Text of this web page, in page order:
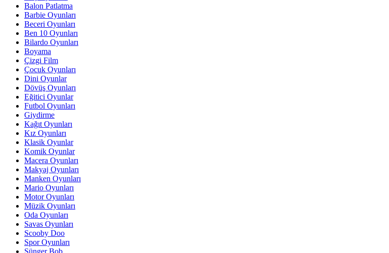
Balon Patlatma
Barbie Oyunları
Beceri Oyunları
Ben 10 Oyunları
Bilardo Oyunları
Boyama
Çizgi Film
Çocuk Oyunları
Dini Oyunlar
Dövüş Oyunları
Eğitici Oyunlar
Futbol Oyunları
Giydirme
Kağıt Oyunları
Kız Oyunları
Klasik Oyunlar
Komik Oyunlar
Macera Oyunları
Makyaj Oyunları
Manken Oyunları
Mario Oyunları
Motor Oyunları
Müzik Oyunları
Oda Oyunları
Savas Oyunları
Scooby Doo
Spor Oyunları
Sünger Bob